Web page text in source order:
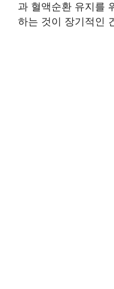
과 혈액순환 유지를
하는 것이 장기적인